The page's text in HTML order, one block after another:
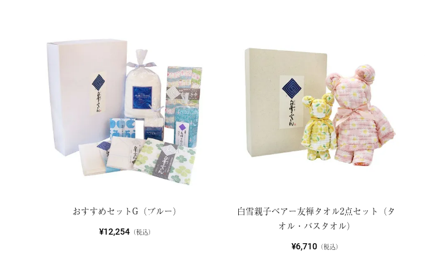
おすすめセットG（ブルー）
¥12,254 （税込）
白雪親子ベアー友禅タオル2点セット（タ
オル・バスタオル）
¥6,710（税込）